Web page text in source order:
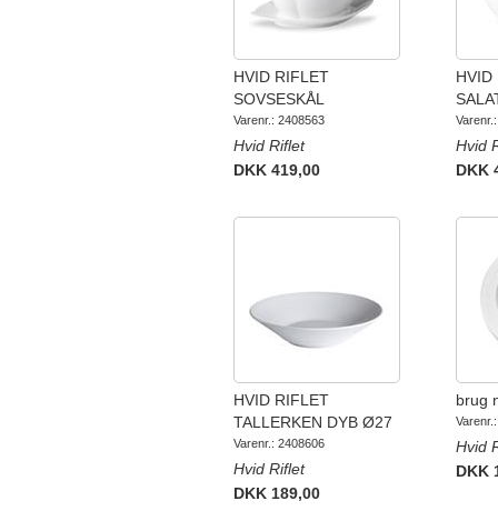
HVID RIFLET
SOVSESKÅL
Varenr.: 2408563
Hvid Riflet
DKK 419,00
HVID
Hvid
DKK
HVID RIFLET
TALLERKEN DYB Ø27
Varenr.: 2408606
Hvid Riflet
DKK 189,00
brug
Hvid
DKK